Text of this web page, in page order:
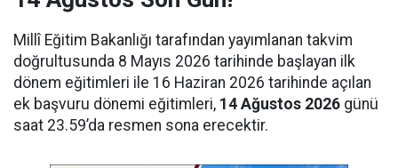
Millî Eğitim Bakanlığı tarafından yayımlanan takvim
doğrultusunda 8 Mayıs 2026 tarihinde başlayan ilk
dönem eğitimleri ile 16 Haziran 2026 tarihinde açılan
ek başvuru dönemi eğitimleri, 14 Ağustos 2026 günü
saat 23.59’da resmen sona erecektir.